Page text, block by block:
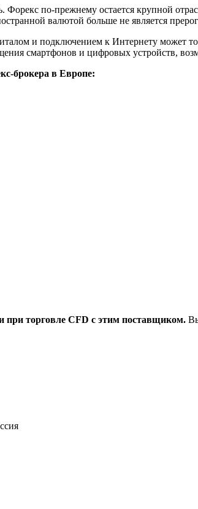
Форекс по-прежнему остается крупной
валютой больше не является
и подключением к Интернету может
смартфонов и цифровых устройств,
брокера в Европе:
при торговле CFD с этим поставщиком.